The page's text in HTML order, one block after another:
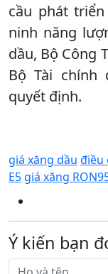
cầu phát
ninh năng
dầu, Bộ Công
Bộ Tài chính
quyết định.
giá xăng dầu điều
E5 giá xăng
Ý kiến bạn